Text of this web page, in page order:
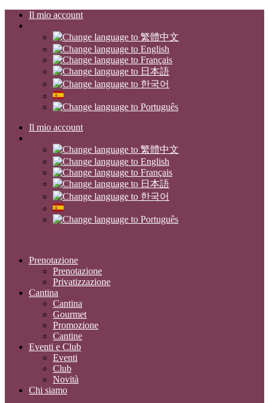
Il mio account
Il mio account
Prenotazione
Prenotazione
Privatizzazione
Cantina
Cantina
Gourmet
Promozione
Cantine
Eventi e Club
Eventi
Club
Novità
Chi siamo